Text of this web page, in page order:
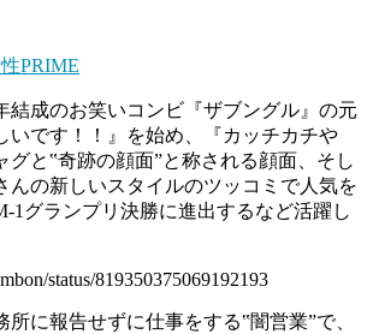
PRIME
結成のお笑いコンビ『ザブングル』の元
いです！！』を始め、『カッチカチや
グと‟奇跡の顔面”と称される顔面、そし
んの新しいスタイルのツッコミで人気を
1グランプリ決勝に進出するなど活躍し
status/819350375069192193
所に報告せずに仕事をする‟闇営業”で、